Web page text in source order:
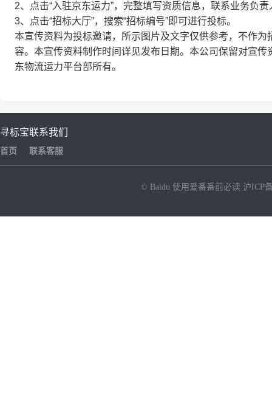
2、点击“入驻京东运力”，完整填写资质信息，联系业务负
3、点击“招标大厅”，搜索“招标编号”即可进行投标。
本宣传资料为投标邀请，所示图片及文字仅供参考，不作
容。本宣传资料制作时间详见发布日期。本公司保留对宣
东物流运力平台部所有。
寻标宝
首页
联系我们
联系客服
© Baidu 使用爱番番前必读 沪ICP